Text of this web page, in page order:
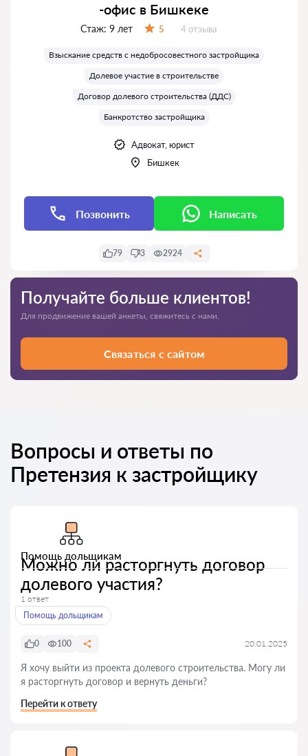
-офис в Бишкеке
Стаж: 9 лет 5 Отзывов:
4 отзыва
Взыскание средств с недобросовестного застройщика
Долевое участие в строительстве
Договор долевого строительства (ДДС)
Банкротство застройщика
Адвокат, юрист
Бишкек
Позвонить Написать
79 3 2924
Получайте больше клиентов!
Для продвижение вашей анкеты, свяжитесь с нами.
Связаться с сайтом
Вопросы и ответы по
Претензия к застройщику
Помощь дольщикам
Можно ли расторгнуть договор
долевого участия?
1 ответ
Помощь дольщикам
0 100 20.01.2025
Я хочу выйти из проекта долевого строительства. Могу ли
я расторгнуть договор и вернуть деньги?
Перейти к ответу